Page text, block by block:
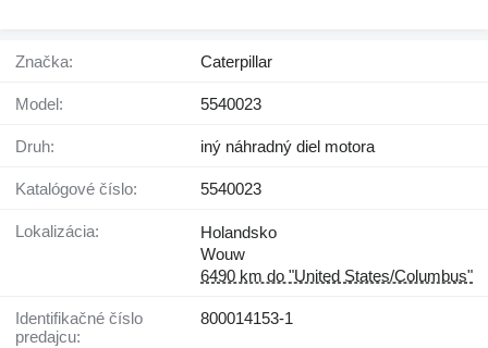
Značka: Caterpillar
Model: 5540023
Druh: iný náhradný diel motora
Katalógové číslo: 5540023
Lokalizácia:
Holandsko
Wouw
6490 km do "United States/Columbus"
Identifikačné číslo
predajcu:
800014153-1